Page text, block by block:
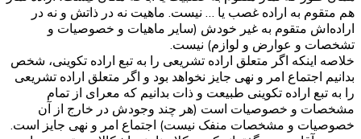
هم متقوم به اراده غصب یا … نیست. ماهیت نه در ذاتش و نه در
اراده‌اش متقوم به غیر خودش (سایر ماهیات و خصوصیات و
تشخصات و عوارض و لوازم) نیست.
خلاصه اینکه اگر متعلق اراده تشریعی را به تبع اراده تکوینی، شخص
بدانیم اجتماع امر و نهی جایز نخواهد بود و اگر متعلق اراده تشریعی
را به تبع اراده تکوینی طبیعت و ذات بدانیم که معرای از تمام
مشخصات و خصوصیات است (هر چند وجودش در خارج از آن
خصوصیات و مشخصات منفک نیست) اجتماع امر و نهی جایز است.